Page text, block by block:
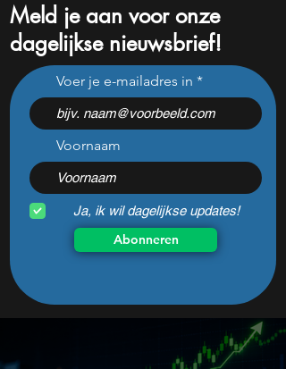
Na Nvidia koopt Cathie
Wood nu massaal een
ander Mag-7 aandeel
Meld je aan voor onze
dagelijkse nieuwsbrief!
Voer je e-mailadres in
Voornaam
Ja, ik wil dagelijkse updates!
Abonneren